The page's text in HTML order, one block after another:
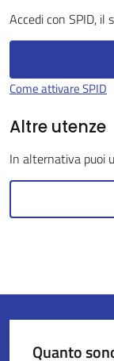
Servizi
on-
line
Tutti
Accedi con SPID, il
Come attivare SPID
Altre utenze
In alternativa puoi
Quanto